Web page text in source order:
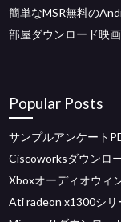
簡単なMSR無料の
部屋ダウンロード映
Popular Posts
サンプルアンケート
Ciscoworksダウンロ
Xboxオーディオウィ
Ati radeon x1300シリ